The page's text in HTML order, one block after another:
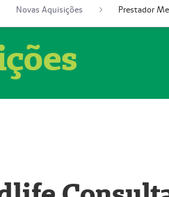
Novas Aquisições